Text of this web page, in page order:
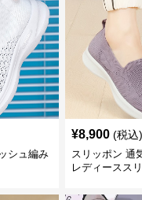
シュ編み
¥8,900 (税込)
スリッポン 通
レディースス